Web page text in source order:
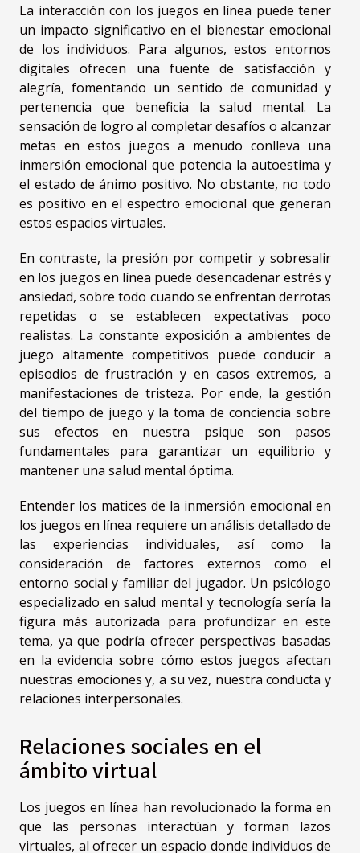
La interacción con los juegos en línea puede tener
un impacto significativo en el bienestar emocional
de los individuos. Para algunos, estos entornos
digitales ofrecen una fuente de satisfacción y
alegría, fomentando un sentido de comunidad y
pertenencia que beneficia la salud mental. La
sensación de logro al completar desafíos o alcanzar
metas en estos juegos a menudo conlleva una
inmersión emocional que potencia la autoestima y
el estado de ánimo positivo. No obstante, no todo
es positivo en el espectro emocional que generan
estos espacios virtuales.
En contraste, la presión por competir y sobresalir
en los juegos en línea puede desencadenar estrés y
ansiedad, sobre todo cuando se enfrentan derrotas
repetidas o se establecen expectativas poco
realistas. La constante exposición a ambientes de
juego altamente competitivos puede conducir a
episodios de frustración y en casos extremos, a
manifestaciones de tristeza. Por ende, la gestión
del tiempo de juego y la toma de conciencia sobre
sus efectos en nuestra psique son pasos
fundamentales para garantizar un equilibrio y
mantener una salud mental óptima.
Entender los matices de la inmersión emocional en
los juegos en línea requiere un análisis detallado de
las experiencias individuales, así como la
consideración de factores externos como el
entorno social y familiar del jugador. Un psicólogo
especializado en salud mental y tecnología sería la
figura más autorizada para profundizar en este
tema, ya que podría ofrecer perspectivas basadas
en la evidencia sobre cómo estos juegos afectan
nuestras emociones y, a su vez, nuestra conducta y
relaciones interpersonales.
Relaciones sociales en el
ámbito virtual
Los juegos en línea han revolucionado la forma en
que las personas interactúan y forman lazos
virtuales, al ofrecer un espacio donde individuos de